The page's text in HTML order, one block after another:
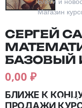
СЕРГЕЙ
БАЗОВЫЙ
0,00 ₽
БЛИЖЕ К
Магазин
+7 (915)